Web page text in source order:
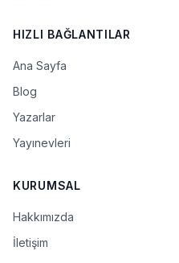
HIZLI BAĞLANTILAR
Ana Sayfa
Blog
Yazarlar
Yayınevleri
KURUMSAL
Hakkımızda
İletişim